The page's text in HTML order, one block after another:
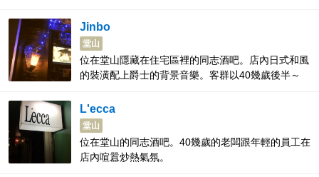
Jinbo
堂山
位在堂山隱藏在住宅區裡的同志酒吧。店內日式和風
的裝潢配上爵士的背景音樂。客群以40幾歲後半～
統丁字褲的活動。丁字褲免費租借。
L'ecca
堂山
位在堂山的同志酒吧。40幾歲的老闆跟年輕的員工在
店內喧囂炒熱氣氛。